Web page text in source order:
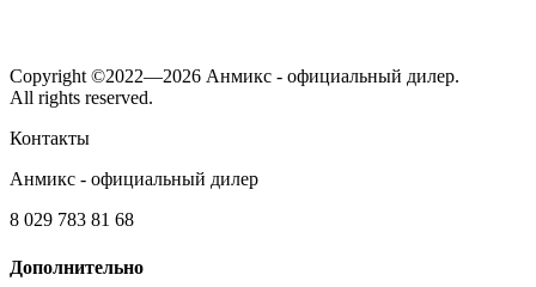
Copyright ©2022—2026 Анмикс - официальный дилер.
All rights reserved.
Контакты
Анмикс - официальный дилер
8 029 783 81 68
Дополнительно